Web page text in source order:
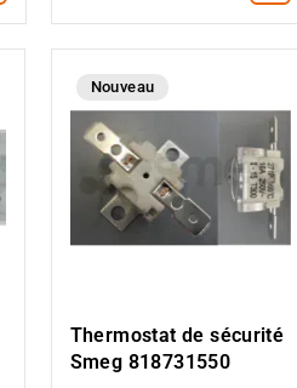
Nouveau
Thermostat de sécurité
Smeg 818731550